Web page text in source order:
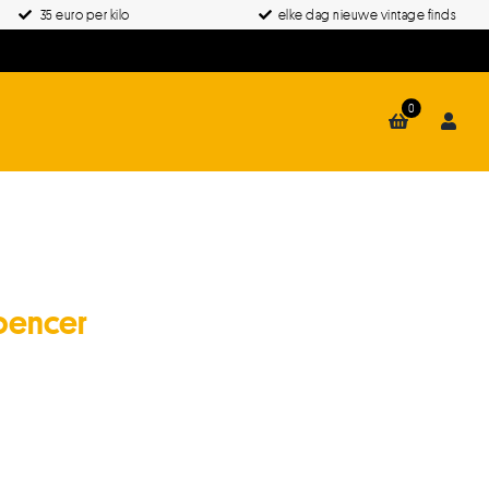
35 euro per kilo elke dag nieuwe vintage finds
0